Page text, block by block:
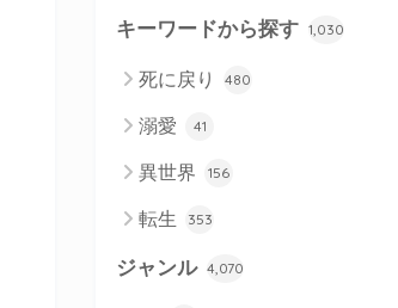
キーワードから探す 1,030
死に戻り 480
溺愛 41
異世界 156
転生 353
ジャンル 4,070